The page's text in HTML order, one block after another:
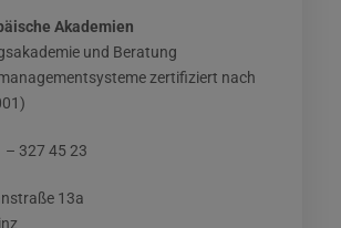
Akademien
und Beratung
zertifiziert nach
– 327 45 23
13a